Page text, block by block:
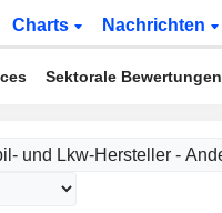
Charts Nachrichten
Sektorale Bewertungen